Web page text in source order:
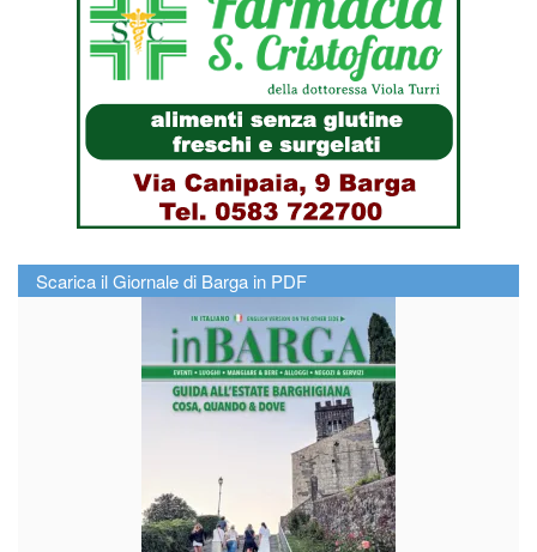
Scarica il Giornale di Barga in PDF